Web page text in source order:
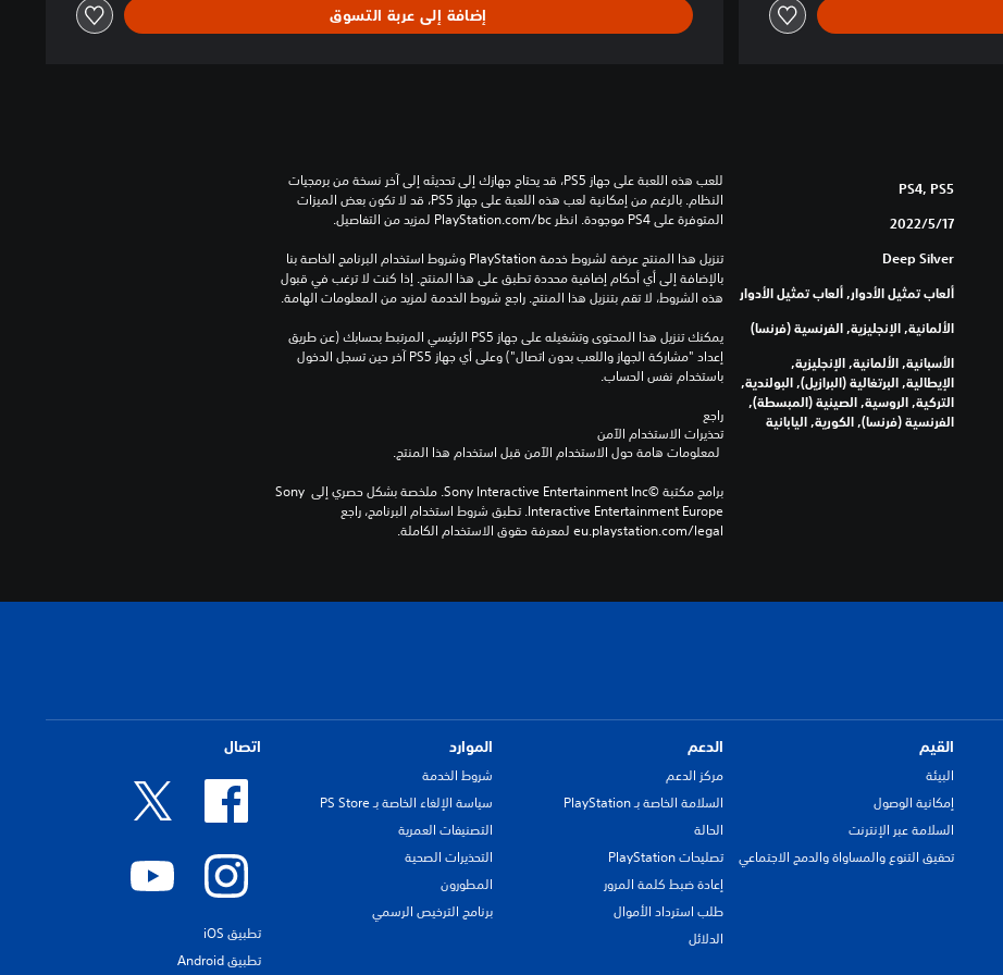
إضافة إلى عربة التسوق
PS4, PS5
17‏/5‏/2022
Deep Silver
ألعاب تمثيل الأدوار, ألعاب تمثيل الأدوار
الألمانية, الإنجليزية, الفرنسية (فرنسا)
الأسبانية, الألمانية, الإنجليزية,
الإيطالية, البرتغالية (البرازيل), البولندية,
التركية, الروسية, الصينية (المبسطة),
الفرنسية (فرنسا), الكورية, اليابانية
للعب هذه اللعبة على جهاز PS5، قد يحتاج جهازك إلى تحديثه إلى آخر نسخة من برمجيات
النظام. بالرغم من إمكانية لعب هذه اللعبة على جهاز PS5، قد لا تكون بعض الميزات
المتوفرة على PS4 موجودة. انظر ‎PlayStation.com/bc لمزيد من التفاصيل.
بالإضافة إلى أي أحكام إضافية محددة تطبق على هذا المنتج. إذا كنت لا ترغب في قبول
هذه الشروط، لا تقم بتنزيل هذا المنتج. راجع شروط الخدمة لمزيد من المعلومات الهامة.
يمكنك تنزيل هذا المحتوى وتشغيله على جهاز PS5 الرئيسي المرتبط بحسابك (عن طريق
إعداد "مشاركة الجهاز واللعب بدون اتصال") وعلى أي جهاز PS5 آخر حين تسجل الدخول
باستخدام نفس الحساب.
راجع
تحذيرات الاستخدام الآمن
برامج مكتبة ©Sony Interactive Entertainment Inc. ملخصة بشكل حصري إلى Sony
Interactive Entertainment Europe. تطبق شروط استخدام البرنامج، راجع
eu.playstation.com/legal لمعرفة حقوق الاستخدام الكاملة.
القيم
البيئة
إمكانية الوصول
السلامة عبر الإنترنت
تحقيق التنوع والمساواة والدمج الاجتماعي
الدعم
مركز الدعم
السلامة الخاصة بـ PlayStation
الحالة
تصليحات PlayStation
إعادة ضبط كلمة المرور
طلب استرداد الأموال
الدلائل
الموارد
شروط الخدمة
سياسة الإلغاء الخاصة بـ PS Store
التصنيفات العمرية
التحذيرات الصحية
المطورون
برنامج الترخيص الرسمي
اتصال
تطبيق iOS
تطبيق Android